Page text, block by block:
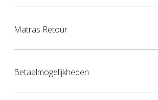
Matras Retour
Betaalmogelijkheden